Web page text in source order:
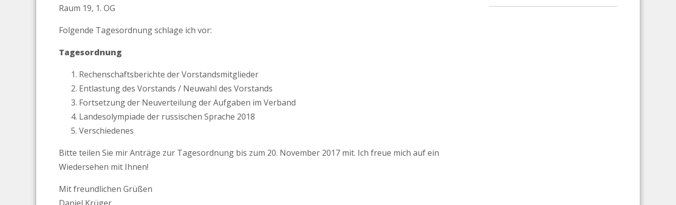
Raum 19, 1. OG
Folgende Tagesordnung schlage ich vor:
Tagesordnung
Rechenschaftsberichte der Vorstandsmitglieder
Entlastung des Vorstands / Neuwahl des Vorstands
Fortsetzung der Neuverteilung der Aufgaben im Verband
Landesolympiade der russischen Sprache 2018
Verschiedenes
Bitte teilen Sie mir Anträge zur Tagesordnung bis zum 20. November 2017 mit. Ich freue mich auf ein
Wiedersehen mit Ihnen!
Mit freundlichen Grüßen